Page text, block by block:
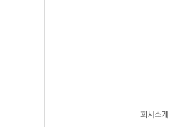
회사소개